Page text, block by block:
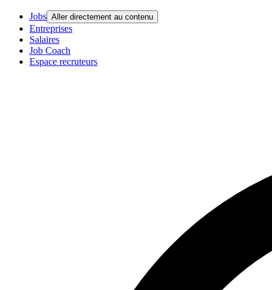
Jobs Aller directement au contenu
Entreprises
Salaires
Job Coach
Espace recruteurs